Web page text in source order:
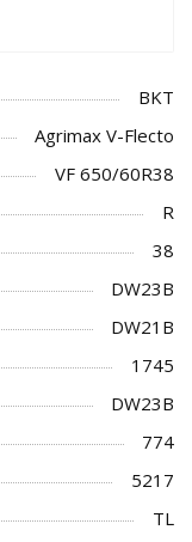
BKT
Agrimax V-Flecto
VF 650/60R38
R
38
DW23B
DW21B
1745
DW23B
774
5217
TL